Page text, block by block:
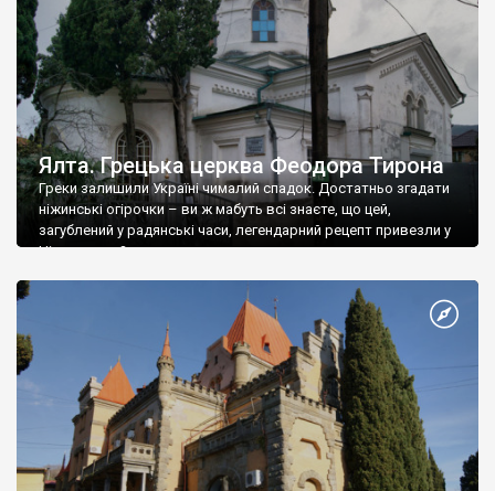
Ялта. Грецька церква Феодора Тирона
Греки залишили Україні чималий спадок. Достатньо згадати
ніжинські огірочки – ви ж мабуть всі знаєте, що цей,
загублений у радянські часи, легендарний рецепт привезли у
Ніжин греки?